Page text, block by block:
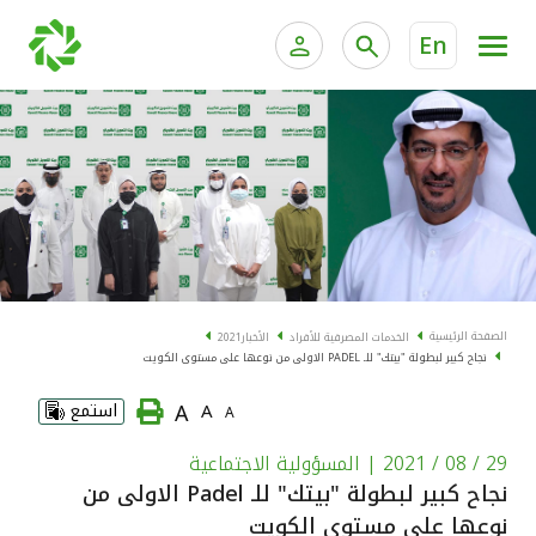
En
الخدمات المصرفية الإلكترونية للأفراد
الخدمات المصرفية الإلكترونية للشركات
خدمة "بيتك" للتداول الإلكتروني
الخدمات المصرفية للأفراد الخدمات المالية الخاصة
الحسابات المصرفية
البطاقات
"برامج العملاء"
الاستثمار
الصفحة الرئيسية الخدمات المصرفية للأفراد الأخبار2021
نجاح كبير لبطولة "بيتك" للـ PADEL الاولى من نوعها على مستوى الكويت
A
A
A استمع
29 / 08 / 2021 | المسؤولية الاجتماعية
نجاح كبير لبطولة "بيتك" للـ Padel الاولى من
نوعها على مستوى الكويت